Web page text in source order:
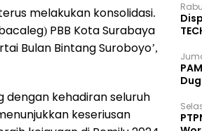
melakukan konsolidasi.
PBB Kota Surabaya
Bulan Bintang Suroboyo’,
dengan kehadiran seluruh
keseriusan